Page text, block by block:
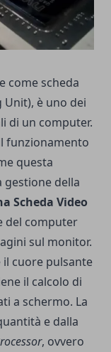
come scheda
Unit), è uno dei
di un computer.
funzionamento
questa
della
Scheda Video
del computer
sul monitor.
il cuore pulsante
il calcolo di
a schermo. La
e dalla
, ovvero